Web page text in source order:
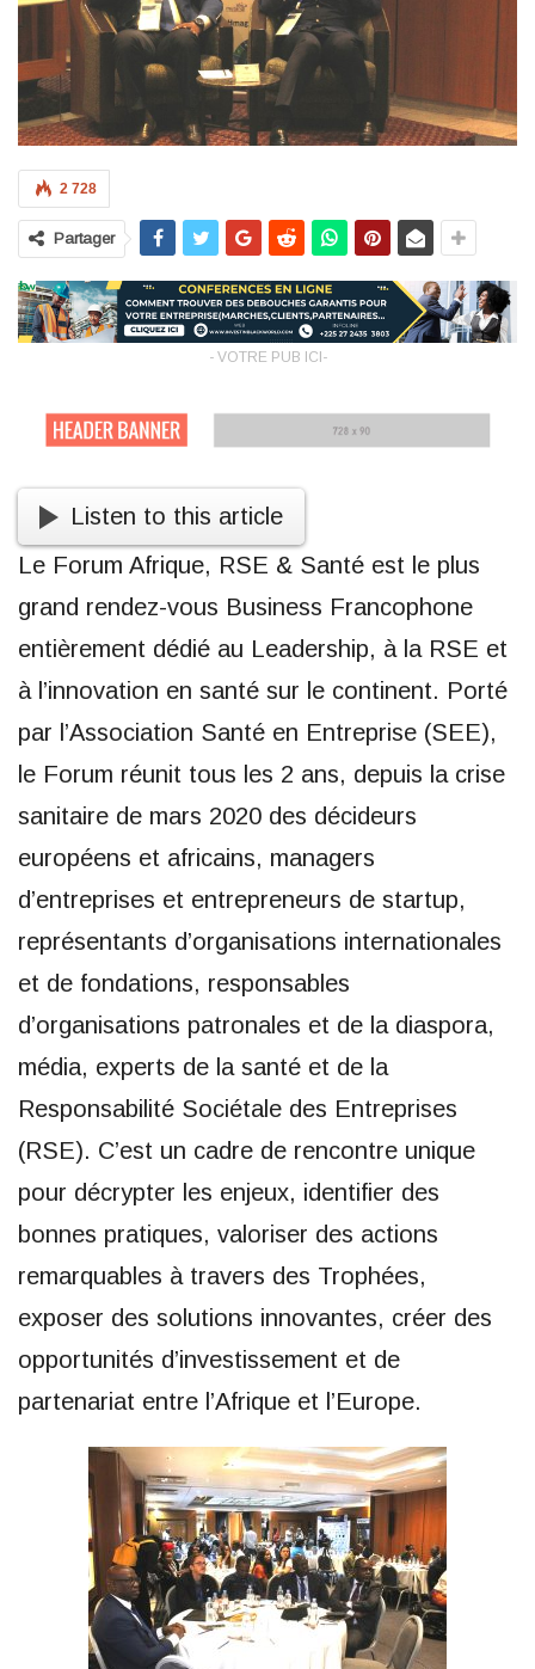
2 728
Partager
- VOTRE PUB ICI-
Listen to this article
Le Forum Afrique, RSE & Santé est le plus
grand rendez-vous Business Francophone
entièrement dédié au Leadership, à la RSE et
à l’innovation en santé sur le continent. Porté
par l’Association Santé en Entreprise (SEE),
le Forum réunit tous les 2 ans, depuis la crise
sanitaire de mars 2020 des décideurs
européens et africains, managers
d’entreprises et entrepreneurs de startup,
représentants d’organisations internationales
et de fondations, responsables
d’organisations patronales et de la diaspora,
média, experts de la santé et de la
Responsabilité Sociétale des Entreprises
(RSE). C’est un cadre de rencontre unique
pour décrypter les enjeux, identifier des
bonnes pratiques, valoriser des actions
remarquables à travers des Trophées,
exposer des solutions innovantes, créer des
opportunités d’investissement et de
partenariat entre l’Afrique et l’Europe.